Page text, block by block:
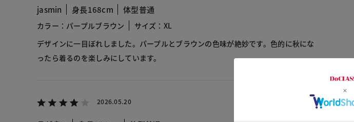
jasmin 身長168cm 体型普通
カラー：パープルブラウン
サイズ：XL
デザインに一目ぼれしました。パープルとブラウンの色味が絶妙です。色的に秋にな
ったら着るのを楽しみにしています。
2026.05.20